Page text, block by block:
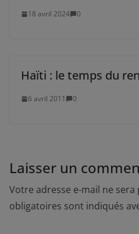
18 avril 2024 0
Haïti : le temps du
6 avril 2011 0
Laisser un
Votre adresse e-mail ne sera
obligatoires sont indiqués